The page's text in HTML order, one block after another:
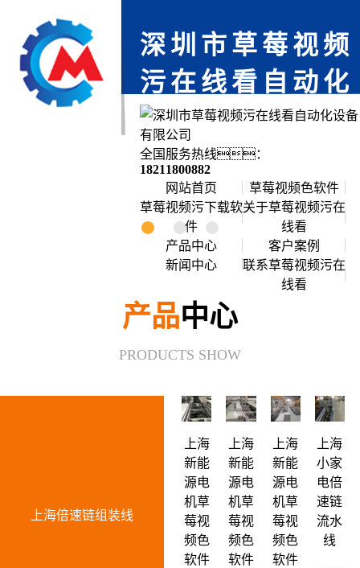
深圳市草莓视频
污在线看自动化
设备有限公司
免费上门服务,为您省时,每一个项目都
严格把关,确保每个产品零缺陷
全国服务热线：
18211800882
网站首页
草莓视频色软件
草莓视频污下载软
件
关于草莓视频污在
线看
公司简介
企业文化
产品中心
倍速链组装线
滚筒输送流水线
皮带流水线
周边配套组件设备
PACK滚筒输送线
升降机
外排工位
客户案例
新闻中心
常见问题
公司新闻
联系草莓视频污在
线看
产品中心
PRODUCTS SHOW
上海倍速链组装线
上海
新能
源电
机草
莓视
频色
软件
上海
新能
源电
机草
莓视
频色
软件
上海
新能
源电
机草
莓视
频色
软件
上海
小家
电倍
速链
流水
线